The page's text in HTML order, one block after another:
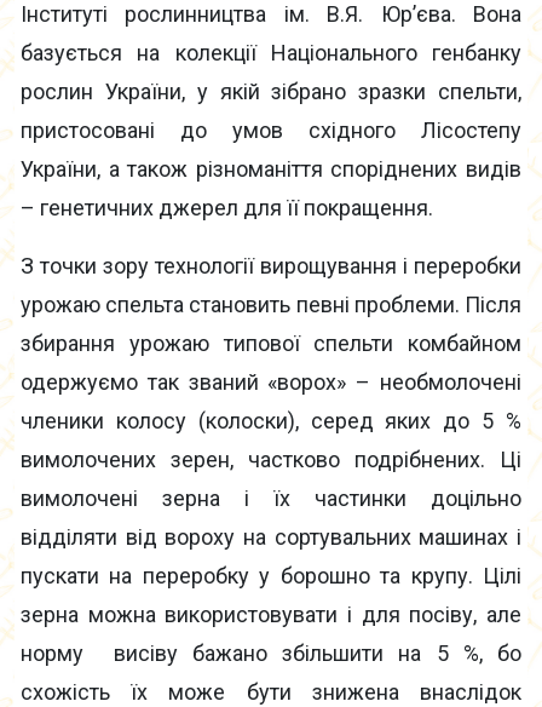
Інституті рослинництва ім. В.Я. Юр’єва. Вона
базується на колекції Національного генбанку
рослин України, у якій зібрано зразки спельти,
пристосовані до умов східного Лісостепу
України, а також різноманіття споріднених видів
– генетичних джерел для її покращення.
З точки зору технології вирощування і переробки
урожаю спельта становить певні проблеми. Після
збирання урожаю типової спельти комбайном
одержуємо так званий «ворох» – необмолочені
членики колосу (колоски), серед яких до 5 %
вимолочених зерен, частково подрібнених. Ці
вимолочені зерна і їх частинки доцільно
відділяти від вороху на сортувальних машинах і
пускати на переробку у борошно та крупу. Цілі
зерна можна використовувати і для посіву, але
норму висіву бажано збільшити на 5 %, бо
схожість їх може бути знижена внаслідок